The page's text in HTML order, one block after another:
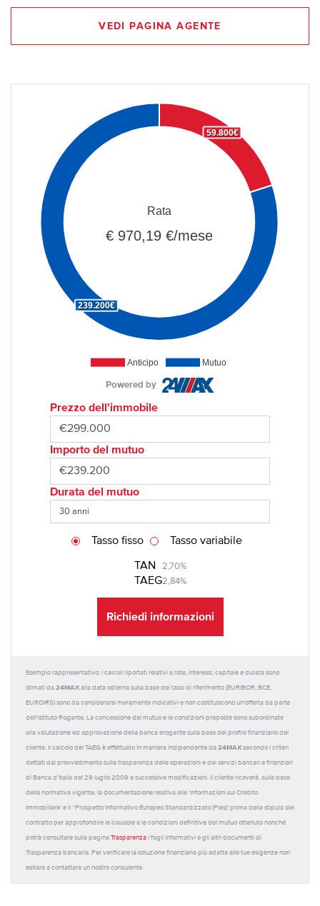
VEDI PAGINA AGENTE
Anticipo Mutuo
59.800€
239.200€
Rata
€ 970,19 €/mese
Powered by
Prezzo dell'immobile
Importo del mutuo
Durata del mutuo
TAN 2,70%
TAEG2,84%
Tasso fisso Tasso variabile
Richiedi informazioni
Esempio rappresentativo: I calcoli riportati relativi a rate, interessi, capitale e durata sono
stimati da 24MAX alla data odierna sulla base dei tassi di riferimento (EURIBOR, BCE,
EUROIRS) sono da considerarsi meramente indicativi e non costituiscono un'offerta da parte
dell'Istituto Rogante. La concessione del mutuo e le condizioni proposte sono subordinate
alla valutazione ed approvazione della banca erogante sulla base del profilo finanziario del
cliente. Il calcolo del TAEG è effettuato in maniera indipendente da 24MAX secondo i criteri
dettati dal provvedimento sulla trasparenza delle operazioni e dei servizi bancari e finanziari
di Banca d'Italia del 29 luglio 2009 e successive modificazioni. Il cliente riceverà, sulla base
della normativa vigente, la documentazione relativa alle 'Informazioni sul Credito
Immobiliare' e il “Prospetto Informativo Europeo Standardizzato (Pies)' prima della stipula del
contratto per approfondire le clausole e le condizioni definitive del mutuo ottenuto nonché
potrà consultare sulla pagina Trasparenza i fogli informativi e gli altri documenti di
Trasparenza bancaria. Per verificare la soluzione finanziaria più adatta alle tue esigenze non
esitare a contattare un nostro consulente.